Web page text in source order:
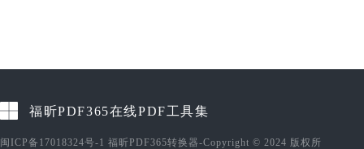
福昕PDF365在线PDF工具集
闽ICP备17018324号-1 福昕PDF365转换器-Copyright © 2024 版权所